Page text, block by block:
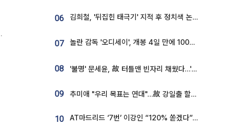
06 김희철, '뒤집힌 태극기' 지적 후 정치색 논란…"좌우 떠나 우리나라 국기"
07 놀란 감독 '오디세이', 개봉 4일 만에 100만 돌파⋯'왕사남' 보다 빠르다
08 '불명' 문세윤, 故 터틀맨 빈자리 채웠다…'거북이' 눈물의 최종 우승
09 추미애 "우리 목표는 연대"…故 강일출 할머니 흉상 제막
10 AT마드리드 ‘7번’ 이강인 “120% 쏟겠다”⋯시메오네 감독 “필요한 선수”